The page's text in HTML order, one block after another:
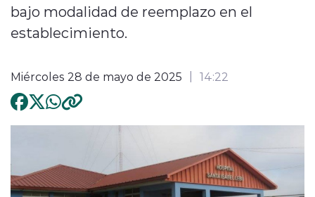
bajo modalidad de reemplazo en el
establecimiento.
Miércoles 28 de mayo de 2025 14:22